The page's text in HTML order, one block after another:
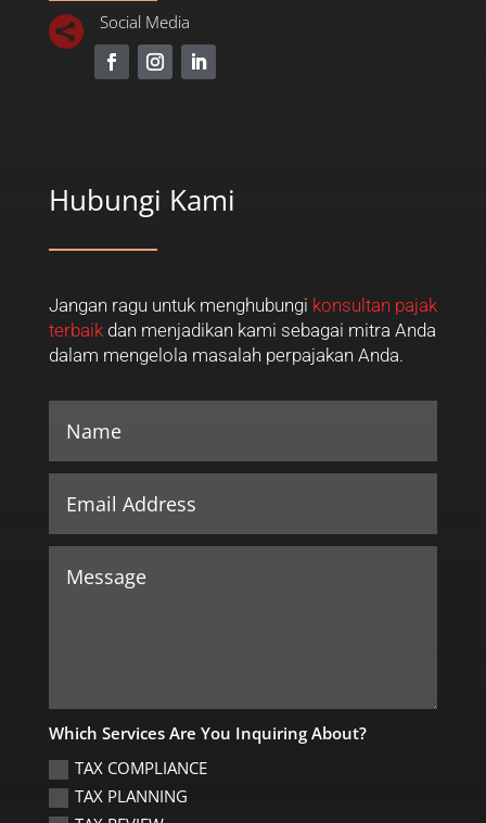
 Social Media
Hubungi Kami
Jangan ragu untuk menghubungi konsultan pajak
terbaikdan menjadikan kami sebagai mitra Anda
dalam mengelola masalah perpajakan Anda.
Which Services Are You Inquiring About?
TAX COMPLIANCE
TAX PLANNING